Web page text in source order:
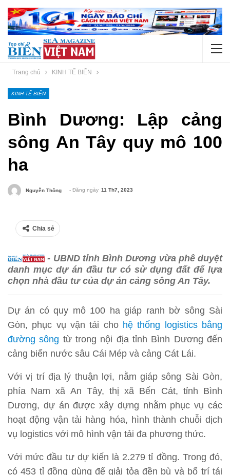
Trang chủ KINH TẾ BIỂN
KINH TẾ BIỂN
Bình Dương: Lập cảng
sông An Tây quy mô 100
ha
Nguyễn Thông - Đăng ngày 11 Th7, 2023
Chia sẻ
- UBND tỉnh Bình Dương vừa phê duyệt
danh mục dự án đầu tư có sử dụng đất để lựa
chọn nhà đầu tư của dự án cảng sông An Tây.
Dự án có quy mô 100 ha giáp ranh bờ sông Sài
Gòn, phục vụ vận tải cho hệ thống logistics bằng
đường sông từ trong nội địa tỉnh Bình Dương đến
cảng biển nước sâu Cái Mép và cảng Cát Lái.
Với vị trí địa lý thuận lợi, nằm giáp sông Sài Gòn,
phía Nam xã An Tây, thị xã Bến Cát, tỉnh Bình
Dương, dự án được xây dựng nhằm phục vụ các
hoạt động vận tải hàng hóa, hình thành chuỗi dịch
vụ logistics với mô hình vận tải đa phương thức.
Với mức đầu tư dự kiến là 2.279 tỉ đồng. Trong đó,
có 453 tỉ đồng dùng để giải tỏa đền bù và bố trí tái